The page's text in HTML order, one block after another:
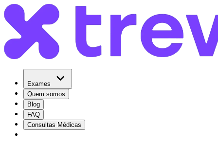
Exames
Quem somos
Blog
FAQ
Consultas Médicas